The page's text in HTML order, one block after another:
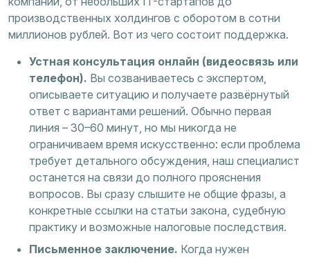
производственных холдингов с оборотом в сотни
миллионов рублей. Вот из чего состоит поддержка.
Устная консультация онлайн (видеосвязь или
телефон). Вы созваниваетесь с экспертом,
описываете ситуацию и получаете развёрнутый
ответ с вариантами решений. Обычно первая
линия – 30–60 минут, но мы никогда не
ограничиваем время искусственно: если проблема
требует детального обсуждения, наш специалист
останется на связи до полного прояснения
вопросов. Вы сразу слышите не общие фразы, а
конкретные ссылки на статьи закона, судебную
практику и возможные налоговые последствия.
Письменное заключение. Когда нужен